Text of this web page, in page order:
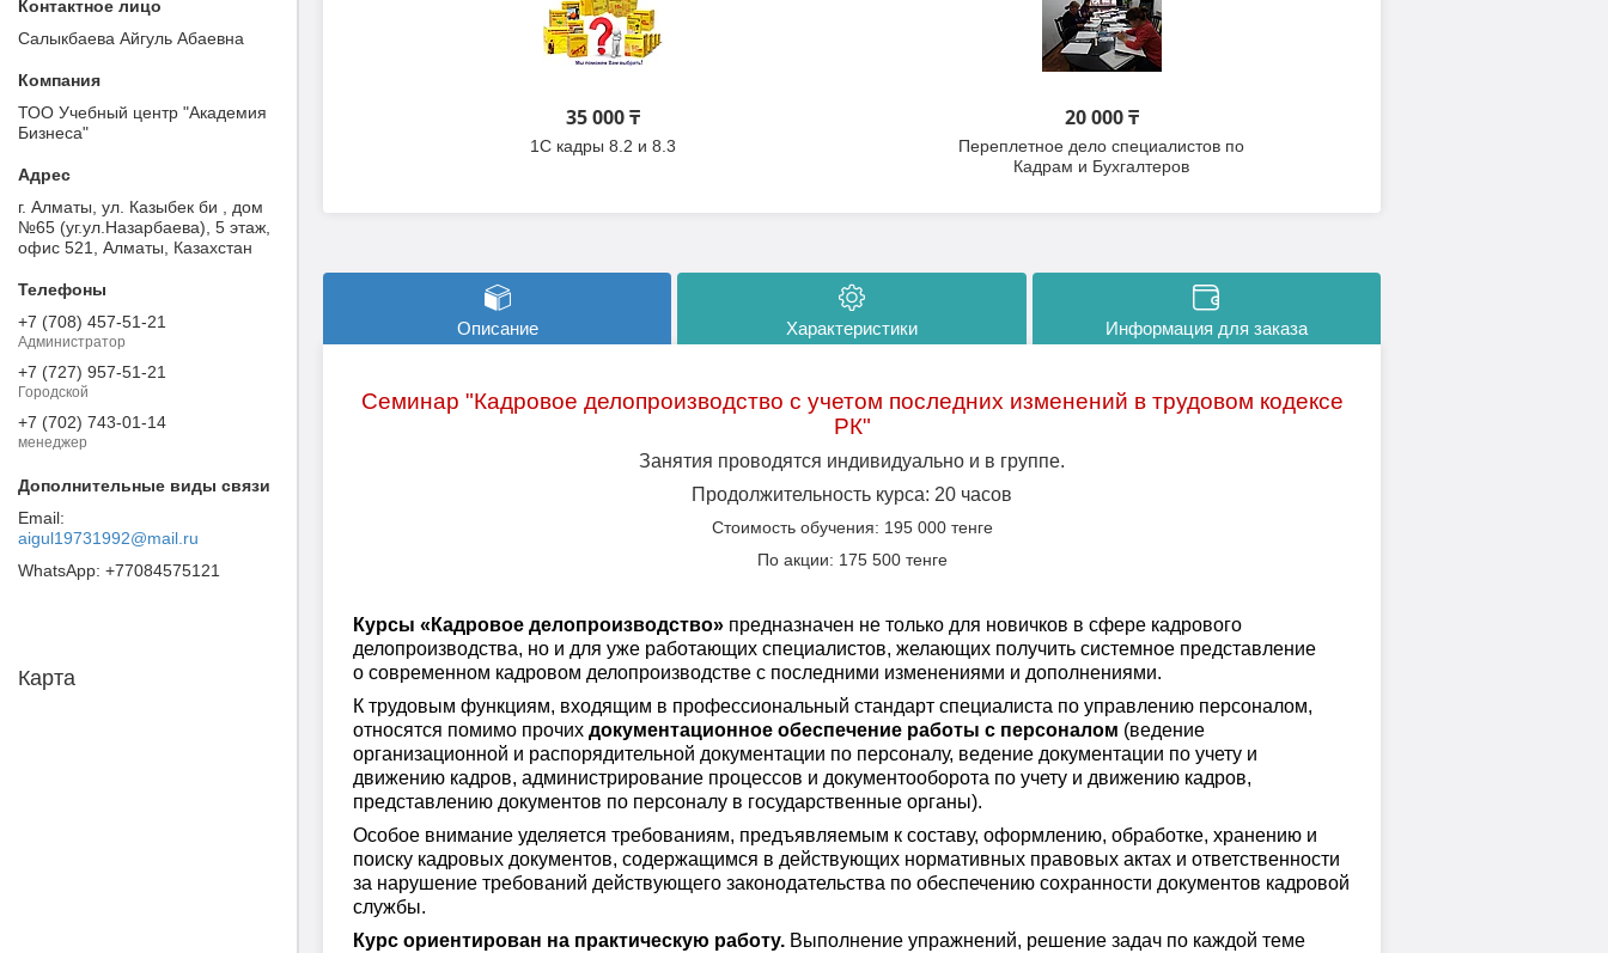
35 000 ₸
1С кадры 8.2 и 8.3
20 000 ₸
Переплетное дело специалистов по
Кадрам и Бухгалтеров
Описание Характеристики Информация для заказа
Семинар "Кадровое делопроизводство с учетом последних изменений в трудовом кодексе
РК"
Занятия проводятся индивидуально и в группе.
Продолжительность курса: 20 часов
Стоимость обучения: 195 000 тенге
По акции: 175 500 тенге
Курсы «Кадровое делопроизводство» предназначен не только для новичков в сфере кадрового
делопроизводства, но и для уже работающих специалистов, желающих получить системное представление
о современном кадровом делопроизводстве с последними изменениями и дополнениями.
К трудовым функциям, входящим в профессиональный стандарт специалиста по управлению персоналом,
относятся помимо прочих документационное обеспечение работы с персоналом (ведение
организационной и распорядительной документации по персоналу, ведение документации по учету и
движению кадров, администрирование процессов и документооборота по учету и движению кадров,
представлению документов по персоналу в государственные органы).
Особое внимание уделяется требованиям, предъявляемым к составу, оформлению, обработке, хранению и
поиску кадровых документов, содержащимся в действующих нормативных правовых актах и ответственности
за нарушение требований действующего законодательства по обеспечению сохранности документов кадровой
службы.
Курс ориентирован на практическую работу. Выполнение упражнений, решение задач по каждой теме
Салыкбаева Айгуль Абаевна
ТОО Учебный центр "Академия
Бизнеса"
г. Алматы, ул. Казыбек би , дом
№65 (уг.ул.Назарбаева), 5 этаж,
офис 521, Алматы, Казахстан
+7 (708) 457-51-21
Администратор
+7 (727) 957-51-21
Городской
+7 (702) 743-01-14
менеджер
aigul19731992@mail.ru
+77084575121
Карта